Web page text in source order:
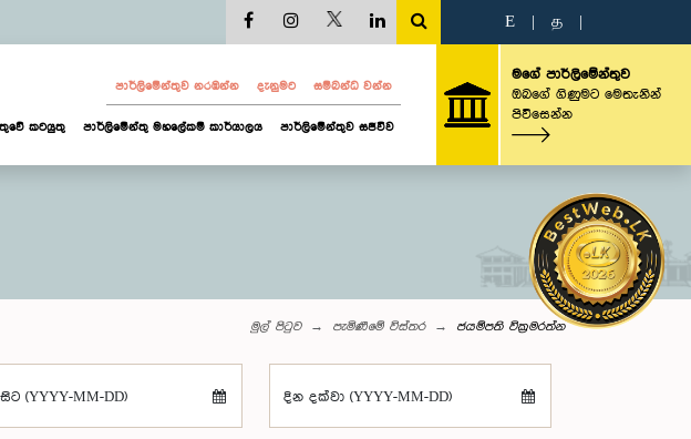
E த
පාර්ලි‌මේන්තුව නරඹන්න දැනුමට සම්බන්ධ වන්න
කටයුතු පාර්ලිමේන්තු මහලේකම් කාර්යාලය පාර්ලිමේන්තුව සජීවීව
මගේ පාර්ලිමේන්තුව
ඔබගේ ගිණුමට මෙතැනින්
පිවිසෙන්න
මුල් පිටුව පැමිණීමේ විස්තර ජයම්පති වික්‍රමරත්න
(YYYY-MM-DD) දින දක්වා (YYYY-MM-DD)